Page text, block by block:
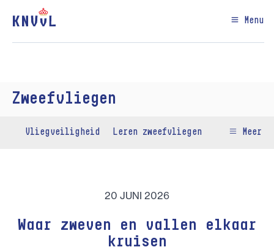
Menu
Zweefvliegen
Vliegveiligheid Leren zweefvliegen Meer
20 JUNI 2026
Waar zweven en vallen elkaar
kruisen